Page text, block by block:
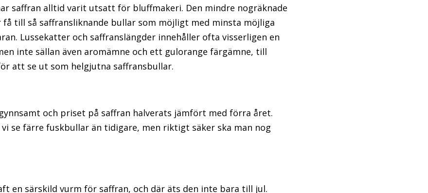
saffran alltid varit utsatt för bluffmakeri. Den mindre nogräknade
till så saffransliknande bullar som möjligt med minsta möjliga
Lussekatter och saffranslängder innehåller ofta visserligen en
inte sällan även aromämne och ett gulorange färgämne, till
att se ut som helgjutna saffransbullar.
och priset på saffran halverats jämfört med förra året.
se färre fuskbullar än tidigare, men riktigt säker ska man nog
en särskild vurm för saffran, och där äts den inte bara till jul.